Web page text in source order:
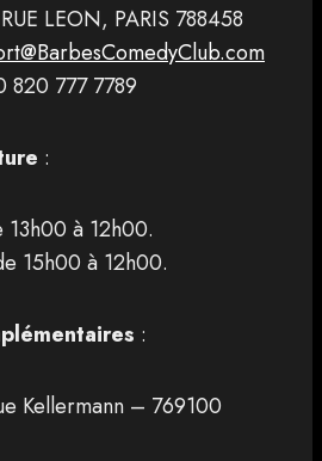
LEON, PARIS 788458
820 777 7789
:
13h00 à 12h00.
15h00 à 12h00.
:
Kellermann – 769100